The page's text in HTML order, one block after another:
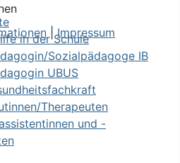
in der Schule
Sozialpädagoge IB
UBUS
Therapeuten
und -
|Impressum